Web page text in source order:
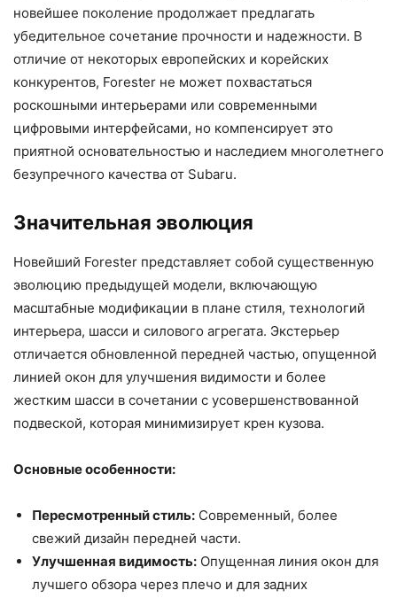
новейшее поколение продолжает предлагать
убедительное сочетание прочности и надежности. В
отличие от некоторых европейских и корейских
конкурентов, Forester не может похвастаться
роскошными интерьерами или современными
цифровыми интерфейсами, но компенсирует это
приятной основательностью и наследием многолетнего
безупречного качества от Subaru.
Значительная эволюция
Новейший Forester представляет собой существенную
эволюцию предыдущей модели, включающую
масштабные модификации в плане стиля, технологий
интерьера, шасси и силового агрегата. Экстерьер
отличается обновленной передней частью, опущенной
линией окон для улучшения видимости и более
жестким шасси в сочетании с усовершенствованной
подвеской, которая минимизирует крен кузова.
Основные особенности:
Пересмотренный стиль: Современный, более
свежий дизайн передней части.
Улучшенная видимость: Опущенная линия окон для
лучшего обзора через плечо и для задних